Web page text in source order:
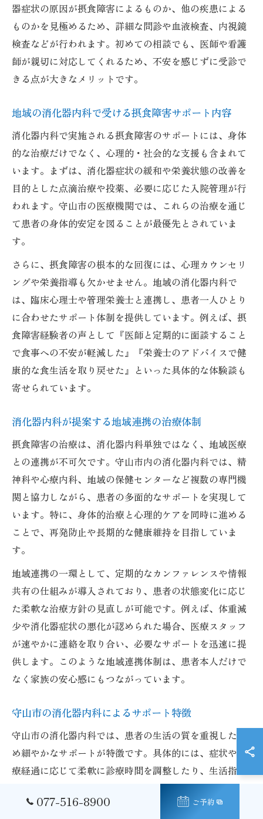
器症状の原因が摂食障害によるものか、他の疾患による
ものかを見極めるため、詳細な問診や血液検査、内視鏡
検査などが行われます。初めての相談でも、医師や看護
師が親切に対応してくれるため、不安を感じずに受診で
きる点が大きなメリットです。
地域の消化器内科で受ける摂食障害サポート内容
消化器内科で実施される摂食障害のサポートには、身体
的な治療だけでなく、心理的・社会的な支援も含まれて
います。まずは、消化器症状の緩和や栄養状態の改善を
目的とした点滴治療や投薬、必要に応じた入院管理が行
われます。守山市の医療機関では、これらの治療を通じ
て患者の身体的安定を図ることが最優先とされていま
す。
さらに、摂食障害の根本的な回復には、心理カウンセリ
ングや栄養指導も欠かせません。地域の消化器内科で
は、臨床心理士や管理栄養士と連携し、患者一人ひとり
に合わせたサポート体制を提供しています。例えば、摂
食障害経験者の声として『医師と定期的に面談すること
で食事への不安が軽減した』『栄養士のアドバイスで健
康的な食生活を取り戻せた』といった具体的な体験談も
寄せられています。
消化器内科が提案する地域連携の治療体制
摂食障害の治療は、消化器内科単独ではなく、地域医療
との連携が不可欠です。守山市内の消化器内科では、精
神科や心療内科、地域の保健センターなど複数の専門機
関と協力しながら、患者の多面的なサポートを実現して
います。特に、身体的治療と心理的ケアを同時に進める
ことで、再発防止や長期的な健康維持を目指していま
す。
地域連携の一環として、定期的なカンファレンスや情報
共有の仕組みが導入されており、患者の状態変化に応じ
た柔軟な治療方針の見直しが可能です。例えば、体重減
少や消化器症状の悪化が認められた場合、医療スタッフ
が速やかに連絡を取り合い、必要なサポートを迅速に提
供します。このような地域連携体制は、患者本人だけで
なく家族の安心感にもつながっています。
守山市の消化器内科によるサポート特徴
守山市の消化器内科では、患者の生活の質を重視したき
め細やかなサポートが特徴です。具体的には、症状や治
療経過に応じて柔軟に診療時間を調整したり、生活指導
や再発予防のアドバイスを積極的に行っています。ま
た、患者のプライバシーに配慮した個室診察や、家族向
077-516-8900 ご予約